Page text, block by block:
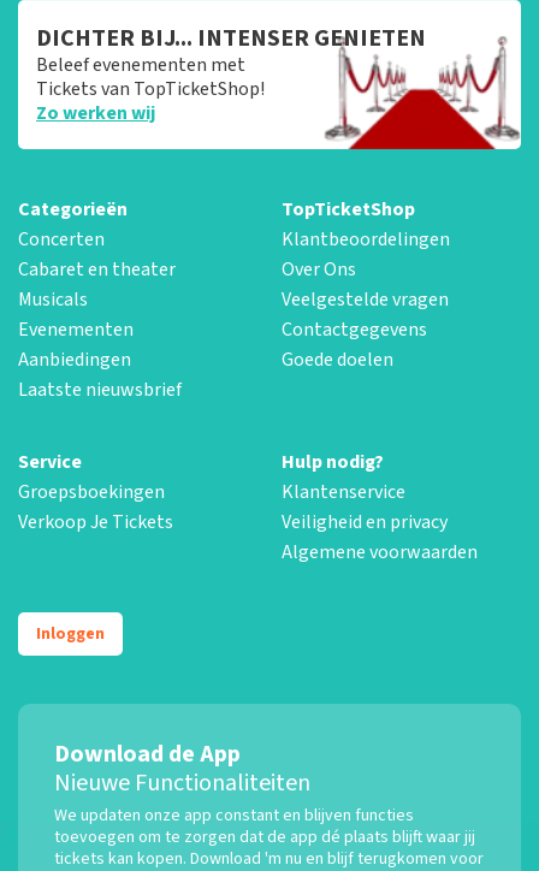
DICHTER BIJ... INTENSER GENIETEN
Beleef evenementen met
Tickets van TopTicketShop!
Zo werken wij
Categorieën
Concerten
Cabaret en theater
Musicals
Evenementen
Aanbiedingen
Laatste nieuwsbrief
TopTicketShop
Klantbeoordelingen
Over Ons
Veelgestelde vragen
Contactgegevens
Goede doelen
Service
Groepsboekingen
Verkoop Je Tickets
Hulp nodig?
Klantenservice
Veiligheid en privacy
Algemene voorwaarden
Inloggen
Download de App
Nieuwe Functionaliteiten
We updaten onze app constant en blijven functies
toevoegen om te zorgen dat de app dé plaats blijft waar jij
tickets kan kopen. Download 'm nu en blijf terugkomen voor